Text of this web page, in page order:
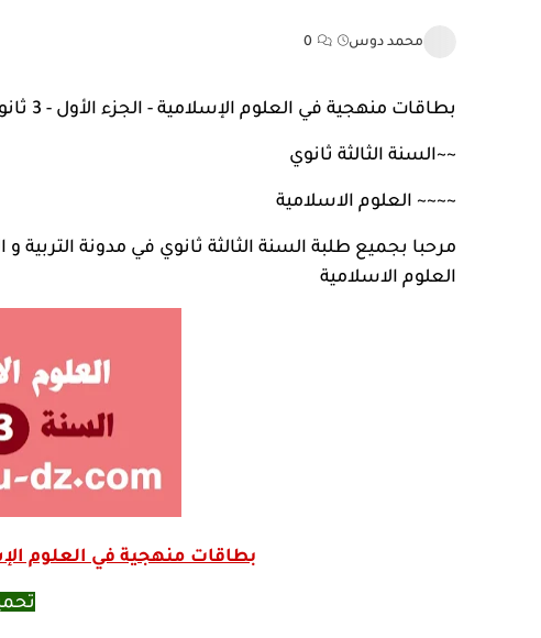
محمد دوس 0
بطاقات منهجية في العلوم الإسلامية - الجزء الأول - 3 ثانوي
~~السنة الثالثة ثانوي
~~~~ العلوم الاسلامية
مرحبا بجميع طلبة السنة الثالثة ثانوي في مدونة التربية و
العلوم الاسلامية
بطاقات منهجية في العلوم